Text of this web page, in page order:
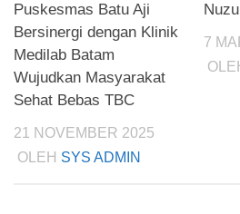
Puskesmas Batu Aji
Bersinergi dengan Klinik
Medilab Batam
Wujudkan Masyarakat
Sehat Bebas TBC
21 NOVEMBER 2025
OLEH SYS ADMIN
7